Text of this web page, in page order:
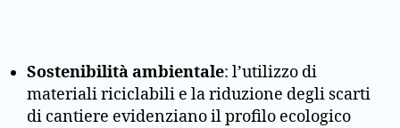
Sostenibilità ambientale: l’utilizzo di
materiali riciclabili e la riduzione degli scarti
di cantiere evidenziano il profilo ecologico